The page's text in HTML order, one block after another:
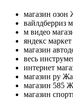
магазин озон
вайлдберриз
м видео
яндекс
магазин
весь
интернет
магазин ру
магазин 585
магазин